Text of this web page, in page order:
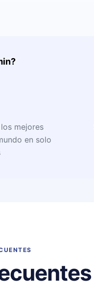
mejores
en solo